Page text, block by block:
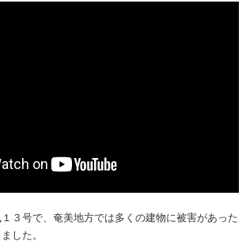
３号で、奄美地方では多くの建物に被害があった
した。